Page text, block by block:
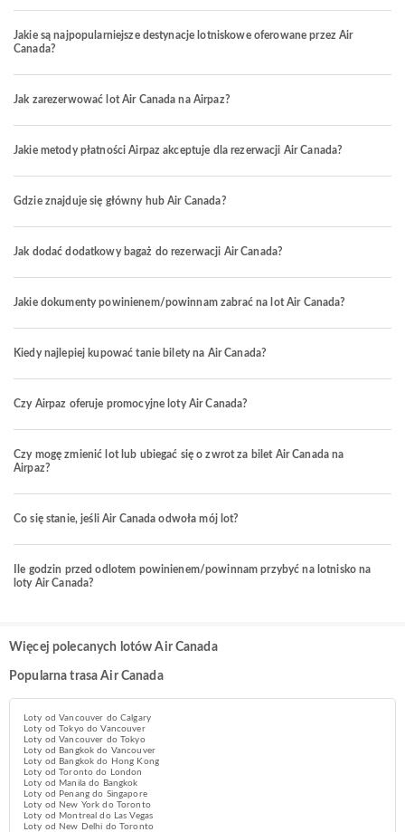
Jakie są najpopularniejsze destynacje lotniskowe oferowane przez Air
Canada?
Jak zarezerwować lot Air Canada na Airpaz?
Jakie metody płatności Airpaz akceptuje dla rezerwacji Air Canada?
Gdzie znajduje się główny hub Air Canada?
Jak dodać dodatkowy bagaż do rezerwacji Air Canada?
Jakie dokumenty powinienem/powinnam zabrać na lot Air Canada?
Kiedy najlepiej kupować tanie bilety na Air Canada?
Czy Airpaz oferuje promocyjne loty Air Canada?
Czy mogę zmienić lot lub ubiegać się o zwrot za bilet Air Canada na
Airpaz?
Co się stanie, jeśli Air Canada odwoła mój lot?
Ile godzin przed odlotem powinienem/powinnam przybyć na lotnisko na
loty Air Canada?
Więcej polecanych lotów Air Canada
Popularna trasa Air Canada
Loty od Vancouver do Calgary
Loty od Tokyo do Vancouver
Loty od Vancouver do Tokyo
Loty od Bangkok do Vancouver
Loty od Bangkok do Hong Kong
Loty od Toronto do London
Loty od Manila do Bangkok
Loty od Penang do Singapore
Loty od New York do Toronto
Loty od Montreal do Las Vegas
Loty od New Delhi do Toronto